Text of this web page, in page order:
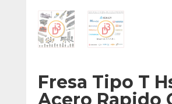
Fresa Tipo T
Acero Rapido